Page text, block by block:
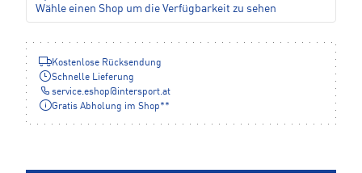
Wähle einen Shop um die Verfügbarkeit zu sehen
Kostenlose Rücksendung
Schnelle Lieferung
service.eshop@intersport.at
Gratis Abholung im Shop**